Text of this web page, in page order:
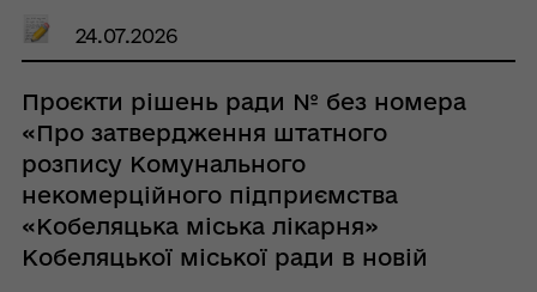
24.07.2026
Проєкти рішень ради № без номера
«Про затвердження штатного
розпису Комунального
некомерційного підприємства
«Кобеляцька міська лікарня»
Кобеляцької міської ради в новій